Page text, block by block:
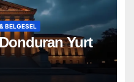
BELGESEL
Yurt